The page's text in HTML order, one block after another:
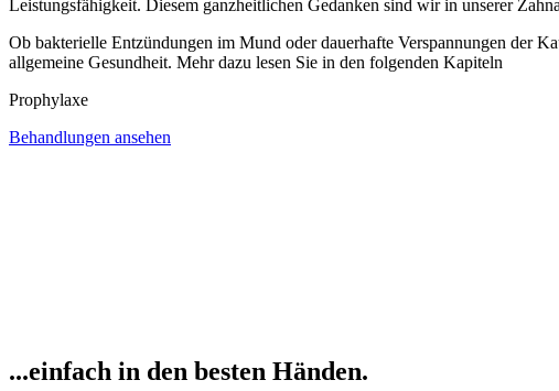
Leistungsfähigkeit. Diesem ganzheitlichen Gedanken sind wir in unserer
Ob bakterielle Entzündungen im Mund oder dauerhafte Verspannungen der
allgemeine Gesundheit. Mehr dazu lesen Sie in den folgenden Kapiteln
Prophylaxe
Behandlungen ansehen
...einfach in den besten Händen.